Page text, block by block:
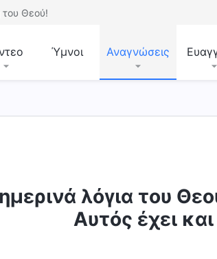
του Θεού!
Ύμνοι Αναγνώσεις
και είναι Μυστήρια σχετικά
λόγια του
Αυτός έχει